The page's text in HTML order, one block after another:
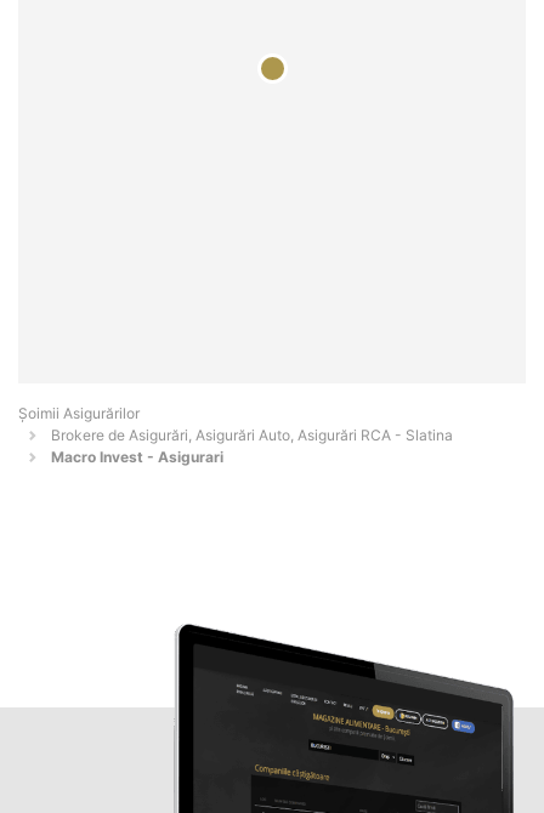
Șoimii Asigurărilor
Brokere de Asigurări, Asigurări Auto, Asigurări RCA - Slatina
Macro Invest - Asigurari